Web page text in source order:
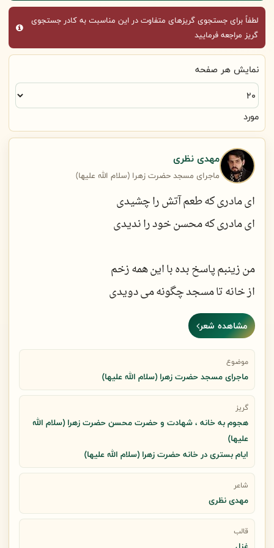
لطفاً برای جستجوی گریزهای متفاوت در این مناسبت به کادر جستجوی
گریز مراجعه فرمایید
نمایش هر صفحه
مورد
مهدی نظری
ماجرای مسجد حضرت زهرا (سلام الله علیها)
ای مادری که طعم آتش را چشیدی
ای مادری که محسن خود را ندیدی
من زینبم پاسخ بده با این همه زخم
از خانه تا مسجد چگونه می دویدی
شرمنده شد حتی غلاف از بازوی تو
وقتی کمربند علی را میکشیدی
وقتی پدر را سوی مسجد میکشاندند
خود را کشاندی بر زمین اما رسیدی
میخواستی نفرین کنی اما نکردی
وقتی که بالای سر او تیغ دیدی
دور علی پروانه سان می گشتی اما
مشاهده شعر
موضوع
ماجرای مسجد حضرت زهرا (سلام الله علیها)
گریز
هجوم به خانه ، شهادت و حضرت محسن حضرت زهرا (سلام الله
علیها)
ایام بستری در خانه حضرت زهرا (سلام الله علیها)
شاعر
مهدی نظری
قالب